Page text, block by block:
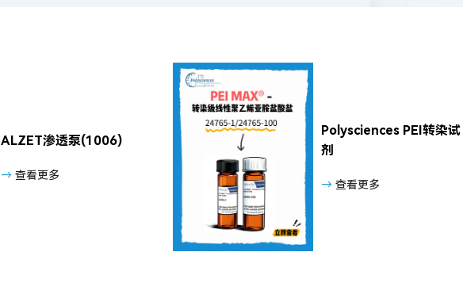
ALZET渗透泵(1006)
→ 查看更多
Polysciences PEI转染试
剂
→ 查看更多